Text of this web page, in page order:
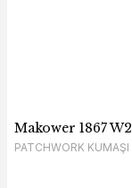
Makower 1867 W2
PATCHWORK KUMAŞI